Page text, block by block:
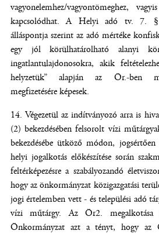
vagyonelemhez/vagyontömeghez,
kapcsolódhat. A Helyi adó tv. 7.
álláspontja szerint az adó mértéke
egy jól körülhatárolható alanyi
ingatlantulajdonosokra, akik
helyzetük” alapján az Ör.-ben
megfizetésére képesek.
Végezetül az indítványozó arra is
(2) bekezdésében felsorolt vízi
bekezdésébe ütköző módon,
helyi jogalkotás előkészítése során
feltérképezésre a szabályozandó
hogy az önkormányzat közigazgatási
jogi értelemben vett - és települési adó
vízi műtárgy. Az Ör2. megalkotása
Önkormányzat azt a tényt, hogy az